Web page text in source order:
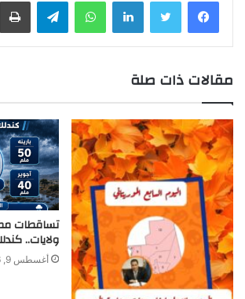
مقالات ذات صلة
تساقطات
ولايات.. كندلك
أغسطس 9, 2026